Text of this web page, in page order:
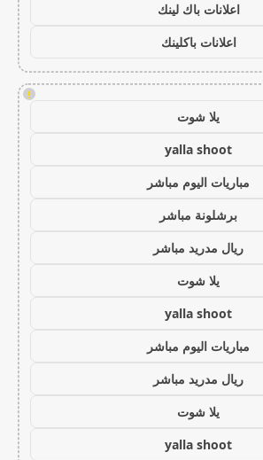
اعلانات باك لينك
اعلانات باكلينك
!
يلا شوت
yalla shoot
مباريات اليوم مباشر
برشلونة مباشر
ريال مدريد مباشر
يلا شوت
yalla shoot
مباريات اليوم مباشر
ريال مدريد مباشر
يلا شوت
yalla shoot